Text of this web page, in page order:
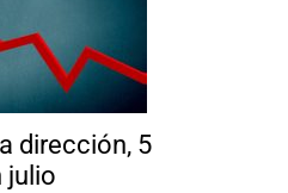
dirección, 5
julio